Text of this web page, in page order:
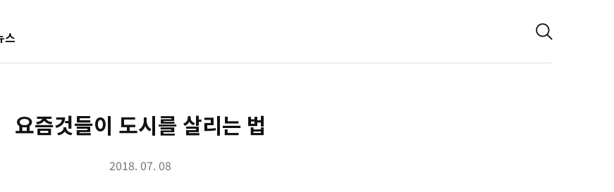
스
요즘것들이 도시를 살리는 법
2018. 07. 08